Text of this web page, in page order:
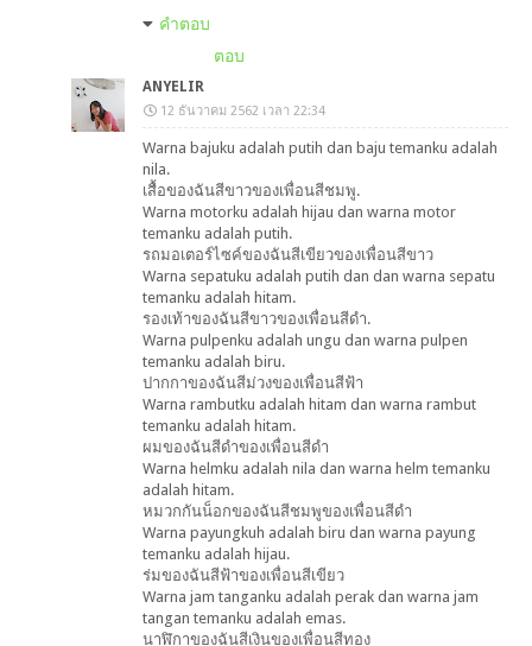
คำตอบ
ตอบ
ANYELIR
12 ธันวาคม 2562 เวลา 22:34
Warna bajuku adalah putih dan baju temanku adalah
nila.
เสื้อของฉันสีขาวของเพื่อนสีชมพู.
Warna motorku adalah hijau dan warna motor
temanku adalah putih.
รถมอเตอร์ไซค์ของฉันสีเขียวของเพื่อนสีขาว
Warna sepatuku adalah putih dan dan warna sepatu
temanku adalah hitam.
รองเท้าของฉันสีขาวของเพื่อนสีดำ.
Warna pulpenku adalah ungu dan warna pulpen
temanku adalah biru.
ปากกาของฉันสีม่วงของเพื่อนสีฟ้า
Warna rambutku adalah hitam dan warna rambut
temanku adalah hitam.
ผมของฉันสีดำของเพื่อนสีดำ
Warna helmku adalah nila dan warna helm temanku
adalah hitam.
หมวกกันน็อกของฉันสีชมพูของเพื่อนสีดำ
Warna payungkuh adalah biru dan warna payung
temanku adalah hijau.
ร่มของฉันสีฟ้าของเพื่อนสีเขียว
Warna jam tanganku adalah perak dan warna jam
tangan temanku adalah emas.
นาฬิกาของฉันสีเงินของเพื่อนสีทอง